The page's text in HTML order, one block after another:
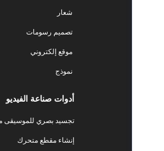
تصميم رسومات
موقع إلكتروني
أدوات صناعة الفيديو
تجسيد بصري للموسيقى مجانًا
إنشاء مقطع متحرك